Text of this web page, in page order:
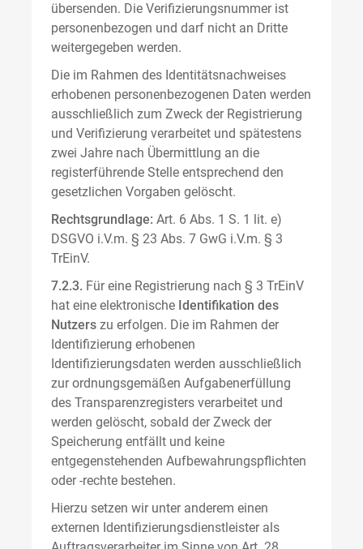
übersenden. Die Verifizierungsnummer ist
personenbezogen und darf nicht an Dritte
weitergegeben werden.
Die im Rahmen des Identitätsnachweises
erhobenen personenbezogenen Daten werden
ausschließlich zum Zweck der Registrierung
und Verifizierung verarbeitet und spätestens
zwei Jahre nach Übermittlung an die
registerführende Stelle entsprechend den
gesetzlichen Vorgaben gelöscht.
Rechtsgrundlage: Art. 6 Abs. 1 S. 1 lit. e)
DSGVO i.V.m. § 23 Abs. 7 GwG i.V.m. § 3
TrEinV.
7.2.3. Für eine Registrierung nach § 3 TrEinV
hat eine elektronische Identifikation des
Nutzers zu erfolgen. Die im Rahmen der
Identifizierung erhobenen
Identifizierungsdaten werden ausschließlich
zur ordnungsgemäßen Aufgabenerfüllung
des Transparenzregisters verarbeitet und
werden gelöscht, sobald der Zweck der
Speicherung entfällt und keine
entgegenstehenden Aufbewahrungspflichten
oder -rechte bestehen.
Hierzu setzen wir unter anderem einen
externen Identifizierungsdienstleister als